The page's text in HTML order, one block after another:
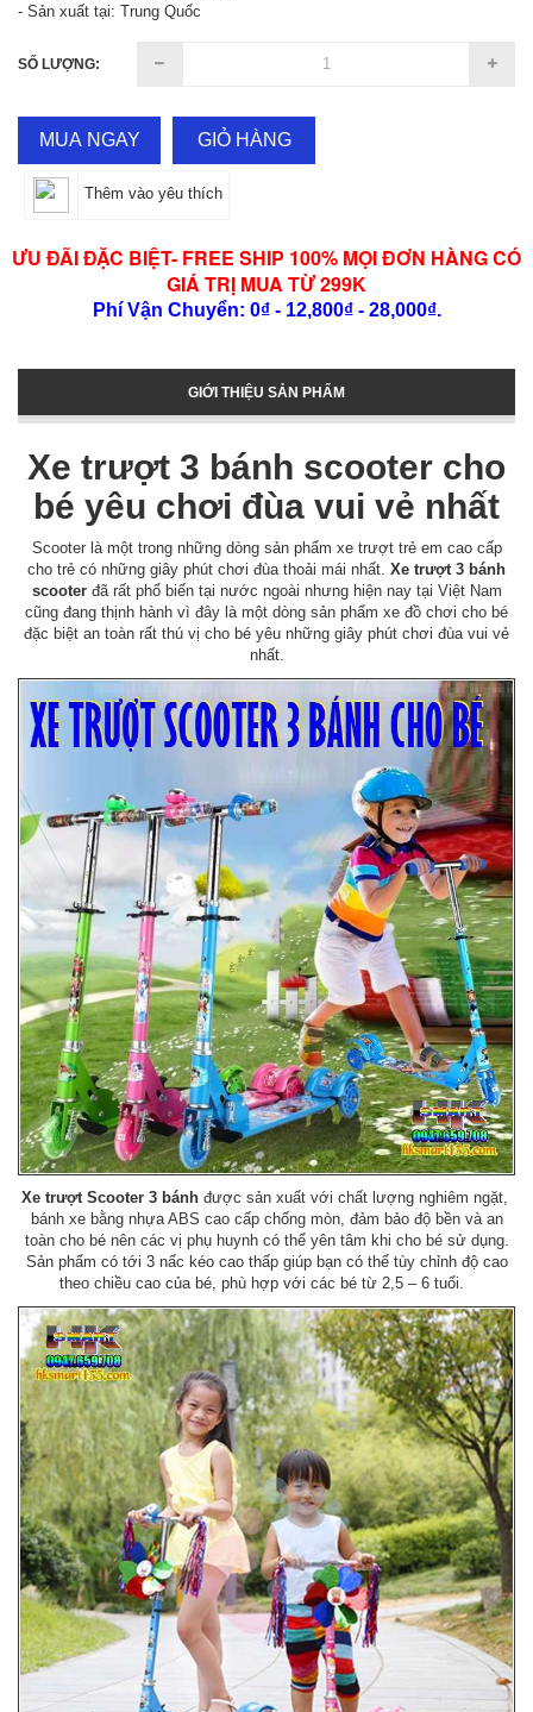
- Sản xuất tại: Trung Quốc
SỐ LƯỢNG:
MUA NGAY GIỎ HÀNG
Thêm vào yêu thích
ƯU ĐÃI ĐẶC BIỆT- FREE SHIP 100% MỌI ĐƠN HÀNG CÓ
GIÁ TRỊ MUA TỪ 299K
Phí Vận Chuyển: 0₫ - 12,800₫ - 28,000₫.
GIỚI THIỆU SẢN PHẨM
Xe trượt 3 bánh scooter cho
bé yêu chơi đùa vui vẻ nhất
Scooter là một trong những dòng sản phẩm xe trượt trẻ em cao cấp
cho trẻ có những giây phút chơi đùa thoải mái nhất. Xe trượt 3 bánh
scooterđã rất phổ biến tại nước ngoài nhưng hiện nay tại Việt Nam
cũng đang thịnh hành vì đây là một dòng sản phẩm xe đồ chơi cho bé
đặc biệt an toàn rất thú vị cho bé yêu những giây phút chơi đùa vui vẻ
nhất.
Xe trượt Scooter 3 bánhđược sản xuất với chất lượng nghiêm ngặt,
bánh xe bằng nhựa ABS cao cấp chống mòn, đảm bảo độ bền và an
toàn cho bé nên các vị phụ huynh có thể yên tâm khi cho bé sử dụng.
Sản phẩm có tới 3 nấc kéo cao thấp giúp bạn có thể tùy chỉnh độ cao
theo chiều cao của bé, phù hợp với các bé từ 2,5 – 6 tuổi.